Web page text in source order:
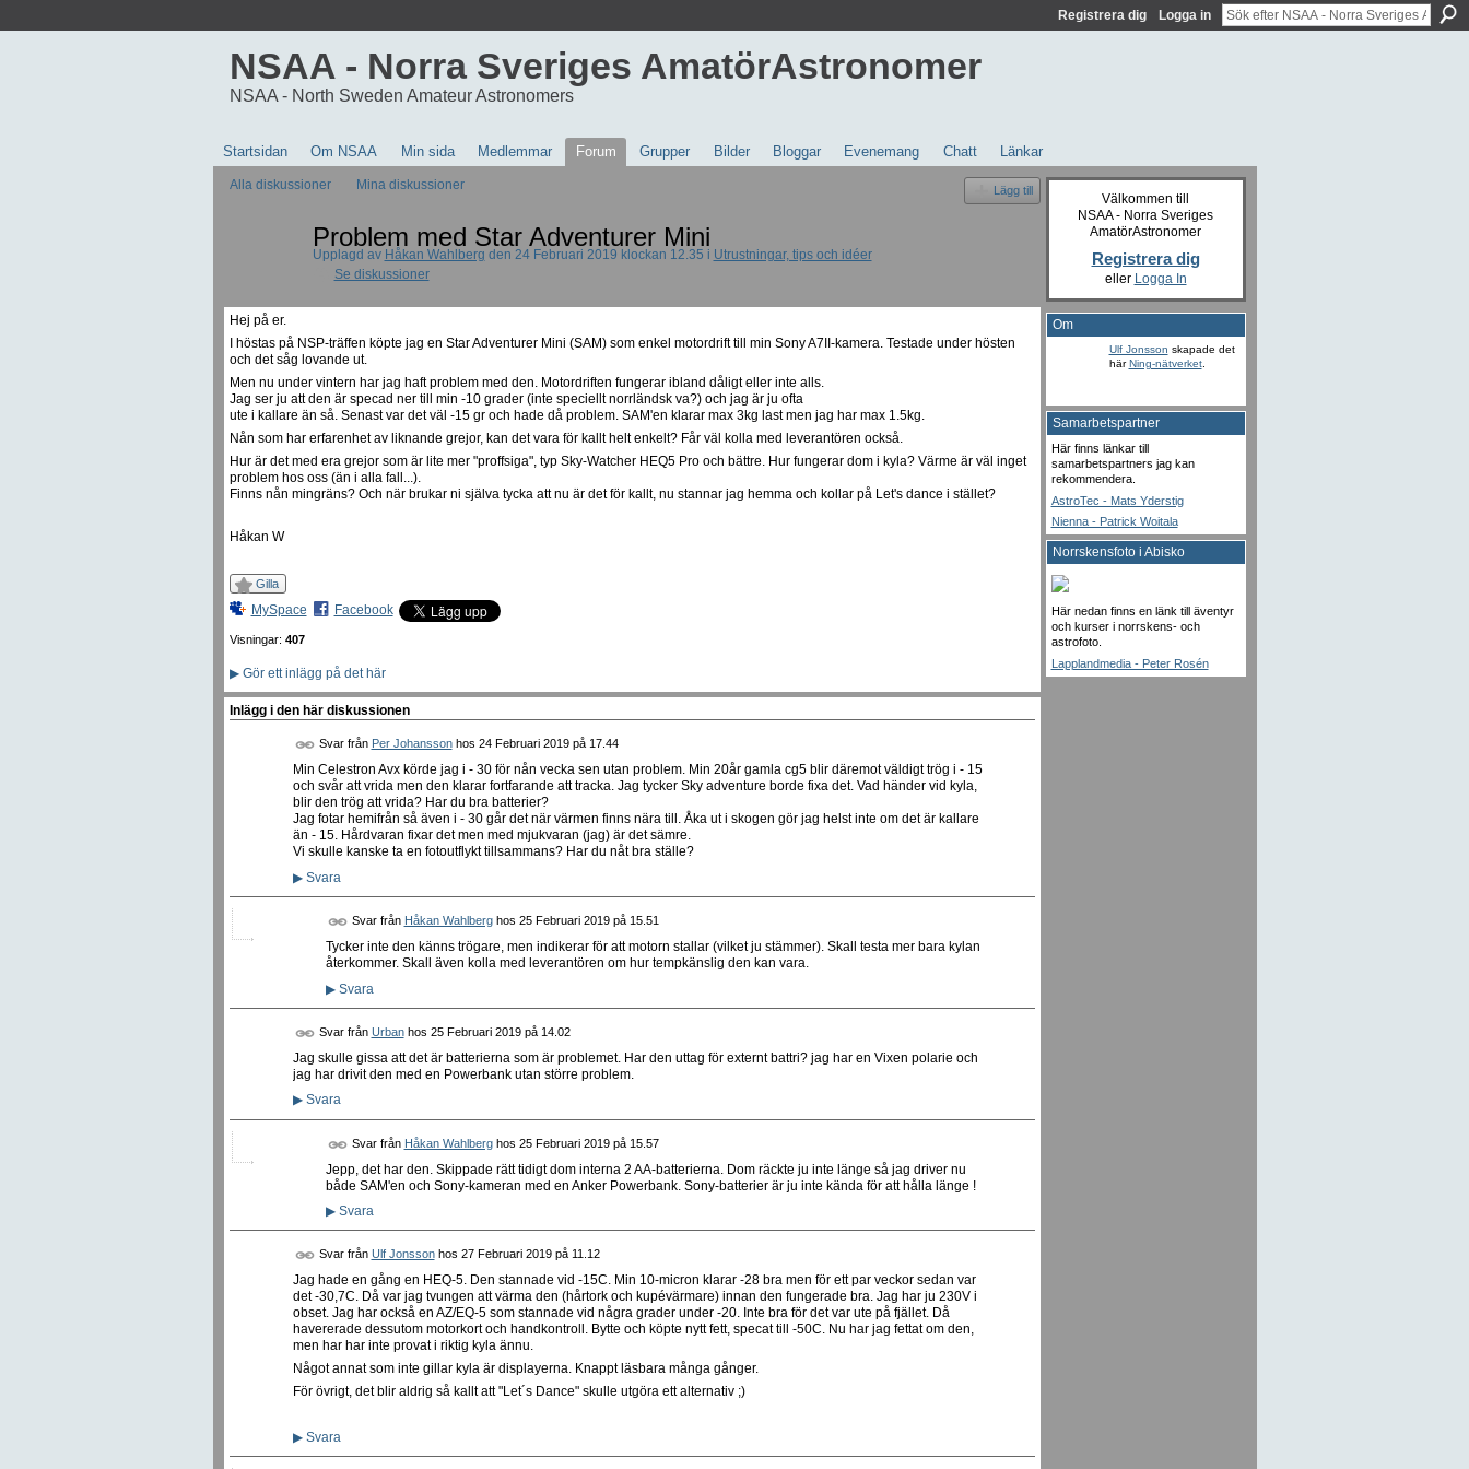
Registrera dig Logga in
NSAA - Norra Sveriges AmatörAstronomer
NSAA - North Sweden Amateur Astronomers
Startsidan Om NSAA Min sida Medlemmar Forum Grupper Bilder Bloggar Evenemang Chatt Länkar
Alla diskussioner Mina diskussioner Lägg till
Problem med Star Adventurer Mini
Upplagd av Håkan Wahlberg den 24 Februari 2019 klockan 12.35 i Utrustningar, tips och idéer
Se diskussioner
Hej på er.
I höstas på NSP-träffen köpte jag en Star Adventurer Mini (SAM) som enkel motordrift till min Sony A7II-kamera. Testade under hösten
och det såg lovande ut.
Men nu under vintern har jag haft problem med den. Motordriften fungerar ibland dåligt eller inte alls.
Jag ser ju att den är specad ner till min -10 grader (inte speciellt norrländsk va?) och jag är ju ofta
ute i kallare än så. Senast var det väl -15 gr och hade då problem. SAM'en klarar max 3kg last men jag har max 1.5kg.
Nån som har erfarenhet av liknande grejor, kan det vara för kallt helt enkelt? Får väl kolla med leverantören också.
Hur är det med era grejor som är lite mer "proffsiga", typ Sky-Watcher HEQ5 Pro och bättre. Hur fungerar dom i kyla? Värme är väl inget
problem hos oss (än i alla fall...).
Finns nån mingräns? Och när brukar ni själva tycka att nu är det för kallt, nu stannar jag hemma och kollar på Let's dance i stället?
Håkan W
Gilla
MySpace Facebook
Visningar: 407
▶Gör ett inlägg på det här
Inlägg i den här diskussionen
Svar från Per Johanssonhos 24 Februari 2019 på 17.44
Min Celestron Avx körde jag i - 30 för nån vecka sen utan problem. Min 20år gamla cg5 blir däremot väldigt trög i - 15
och svår att vrida men den klarar fortfarande att tracka. Jag tycker Sky adventure borde fixa det. Vad händer vid kyla,
blir den trög att vrida? Har du bra batterier?
Jag fotar hemifrån så även i - 30 går det när värmen finns nära till. Åka ut i skogen gör jag helst inte om det är kallare
än - 15. Hårdvaran fixar det men med mjukvaran (jag) är det sämre.
Vi skulle kanske ta en fotoutflykt tillsammans? Har du nåt bra ställe?
▶Svara
Svar från Håkan Wahlberghos 25 Februari 2019 på 15.51
Tycker inte den känns trögare, men indikerar för att motorn stallar (vilket ju stämmer). Skall testa mer bara kylan
återkommer. Skall även kolla med leverantören om hur tempkänslig den kan vara.
▶Svara
Svar från Urbanhos 25 Februari 2019 på 14.02
Jag skulle gissa att det är batterierna som är problemet. Har den uttag för externt battri? jag har en Vixen polarie och
jag har drivit den med en Powerbank utan större problem.
▶Svara
Svar från Håkan Wahlberghos 25 Februari 2019 på 15.57
Jepp, det har den. Skippade rätt tidigt dom interna 2 AA-batterierna. Dom räckte ju inte länge så jag driver nu
både SAM'en och Sony-kameran med en Anker Powerbank. Sony-batterier är ju inte kända för att hålla länge !
▶Svara
Svar från Ulf Jonssonhos 27 Februari 2019 på 11.12
Jag hade en gång en HEQ-5. Den stannade vid -15C. Min 10-micron klarar -28 bra men för ett par veckor sedan var
det -30,7C. Då var jag tvungen att värma den (hårtork och kupévärmare) innan den fungerade bra. Jag har ju 230V i
obset. Jag har också en AZ/EQ-5 som stannade vid några grader under -20. Inte bra för det var ute på fjället. Då
havererade dessutom motorkort och handkontroll. Bytte och köpte nytt fett, specat till -50C. Nu har jag fettat om den,
men har har inte provat i riktig kyla ännu.
Något annat som inte gillar kyla är displayerna. Knappt läsbara många gånger.
För övrigt, det blir aldrig så kallt att "Let´s Dance" skulle utgöra ett alternativ ;)
▶Svara
Välkommen till
NSAA - Norra Sveriges
AmatörAstronomer
Registrera dig
eller Logga In
Om
Ulf Jonsson skapade det
härNing-nätverket.
Samarbetspartner
Här finns länkar till
samarbetspartners jag kan
rekommendera.
AstroTec - Mats Yderstig
Nienna - Patrick Woitala
Norrskensfoto i Abisko
Här nedan finns en länk till äventyr
och kurser i norrskens- och
astrofoto.
Lapplandmedia - Peter Rosén